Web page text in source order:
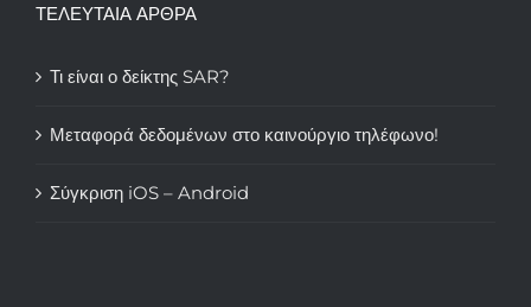
ΤΕΛΕΥΤΑΙΑ ΑΡΘΡΑ
Τι είναι ο δείκτης SAR?
Μεταφορά δεδομένων στο καινούργιο τηλέφωνο!
Σύγκριση iOS – Android